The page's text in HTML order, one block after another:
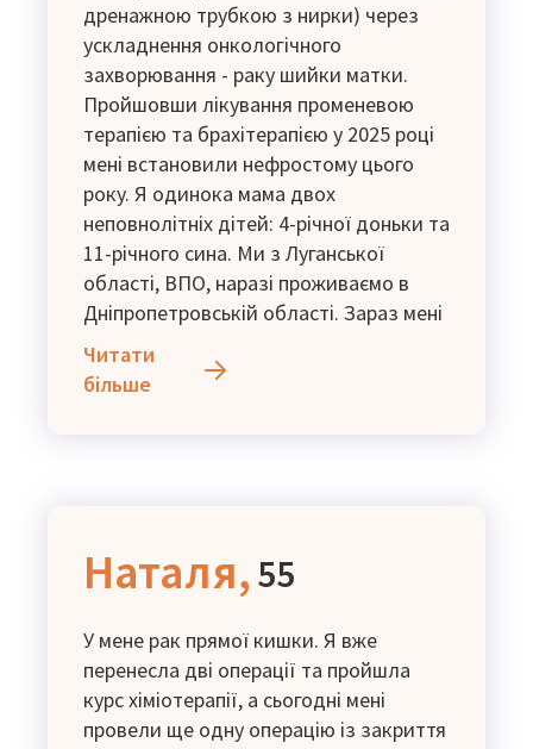
дренажною трубкою з нирки) через
ускладнення онкологічного
захворювання - раку шийки матки.
Пройшовши лікування променевою
терапією та брахітерапією у 2025 році
мені встановили нефростому цього
року. Я одинока мама двох
неповнолітніх дітей: 4-річної доньки та
11-річного сина. Ми з Луганської
області, ВПО, наразі проживаємо в
Дніпропетровській області. Зараз мені
знову призначили додаткові
обстеження: КТ з контрастом та МРТ
Читати
більше
Наталя, 55
У мене рак прямої кишки. Я вже
перенесла дві операції та пройшла
курс хіміотерапії, а сьогодні мені
провели ще одну операцію із закриття